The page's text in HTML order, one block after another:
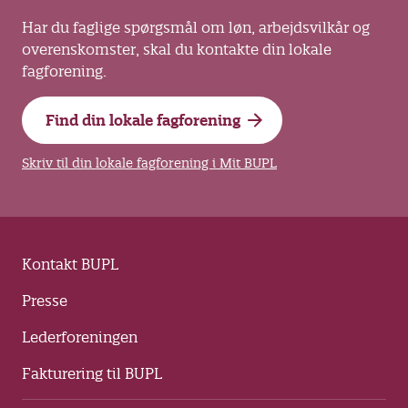
risikoen for hudlidelser ved at begrænse
den tid, du og kollegaerne er udsat for
vådt arbejde. Fx med passende pauser
skal stilles til
rådighed af din arbejdsgiver, hvis de
fuldstændigt. Brug fx altid handsker, når
rengøringsmidler. Her er det vigtigt, at
du bruger dem rigtigt:
få fugtige hænder i handskerne. Vær
opmærksom på, at desinfektionsmidler
Har du faglige spørgsmål om løn, arbejdsvilkår og
overenskomster, skal du kontakte din lokale
fagforening.
Find din lokale fagforening
Skriv til din lokale fagforening i Mit BUPL
Kontakt BUPL
Presse
Lederforeningen
Fakturering til BUPL